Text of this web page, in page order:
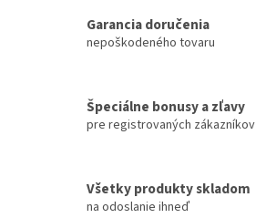
Garancia doručenia
nepoškodeného tovaru
Špeciálne bonusy a zľavy
pre registrovaných zákazníkov
Všetky produkty skladom
na odoslanie ihneď